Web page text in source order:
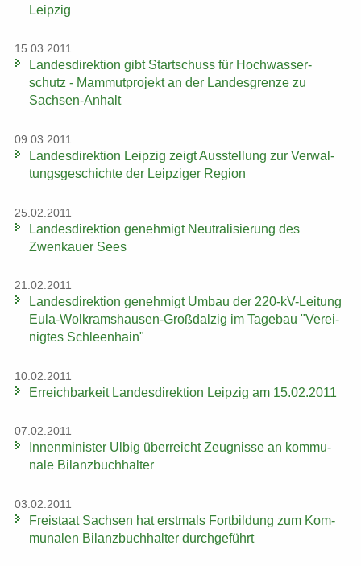
Leip­zig
15.03.2011
Lan­des­di­rek­ti­on gibt Start­schuss für Hoch­was­ser­
schutz - Mam­mut­pro­jekt an der Lan­des­gren­ze zu
Sachsen-​Anhalt
09.03.2011
Lan­des­di­rek­ti­on Leip­zig zeigt Aus­stel­lung zur Ver­wal­
tungs­ge­schich­te der Leip­zi­ger Re­gi­on
25.02.2011
Lan­des­di­rek­ti­on ge­neh­migt Neu­tra­li­sie­rung des
Zwenkau­er Sees
21.02.2011
Lan­des­di­rek­ti­on ge­neh­migt Umbau der 220-​kV-Leitung
Eula-​Wolkramshausen-Großdalzig im Ta­ge­bau "Ver­ei­
nig­tes Schleen­hain"
10.02.2011
Er­reich­bar­keit Lan­des­di­rek­ti­on Leip­zig am 15.02.2011
07.02.2011
In­nen­mi­nis­ter Ulbig über­reicht Zeug­nis­se an kom­mu­
na­le Bi­lanz­buch­hal­ter
03.02.2011
Frei­staat Sach­sen hat erst­mals Fort­bil­dung zum Kom­
mu­na­len Bi­lanz­buch­hal­ter durch­ge­führt